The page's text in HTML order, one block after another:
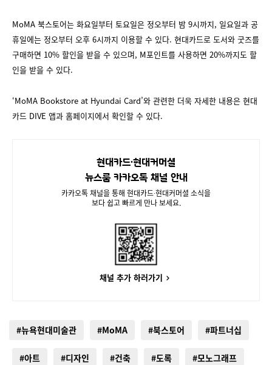
MoMA 북스토어는 화요일부터 토요일은 정오부터 밤 9시까지, 일요일과 공
휴일에는 정오부터 오후 6시까지 이용할 수 있다. 현대카드로 도서와 굿즈를
구매하면 10% 할인을 받을 수 있으며, M포인트를 사용하면 20%까지도 할
인을 받을 수 있다.
‘MoMA Bookstore at Hyundai Card’와 관련한 더욱 자세한 내용은 현대
카드 DIVE 앱과 홈페이지에서 확인할 수 있다.
현대카드∙현대커머셜
뉴스룸 카카오톡 채널 안내
카카오톡 채널을 통해 현대카드∙현대커머셜 소식을
보다 쉽고 빠르게 만나 보세요.
채널 추가 하러가기
#뉴욕현대미술관 #MoMA #북스토어 #파트너십
#아트 #디자인 #건축 #도록 #모노그래프